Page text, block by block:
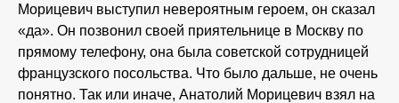
Морицевич выступил невероятным героем, он сказал
«да». Он позвонил своей приятельнице в Москву по
прямому телефону, она была советской сотрудницей
французского посольства. Что было дальше, не очень
понятно. Так или иначе, Анатолий Морицевич взял на